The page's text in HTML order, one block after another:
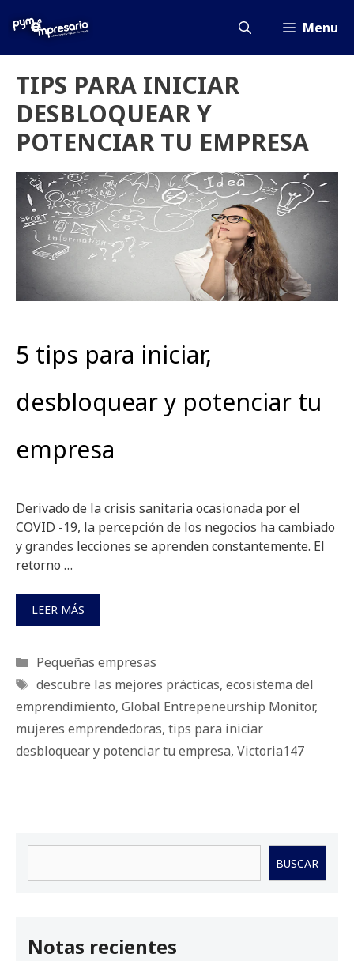
Menu
TIPS PARA INICIAR
DESBLOQUEAR Y
POTENCIAR TU EMPRESA
5 tips para iniciar,
desbloquear y potenciar tu
empresa
Derivado de la crisis sanitaria ocasionada por el
COVID -19, la percepción de los negocios ha cambiado
y grandes lecciones se aprenden constantemente. El
retorno …
LEER MÁS
Categorías
Pequeñas empresas
Etiquetas
descubre las mejores prácticas, ecosistema del
emprendimiento, Global Entrepeneurship Monitor,
mujeres emprendedoras, tips para iniciar
desbloquear y potenciar tu empresa, Victoria147
BUSCAR
Notas recientes